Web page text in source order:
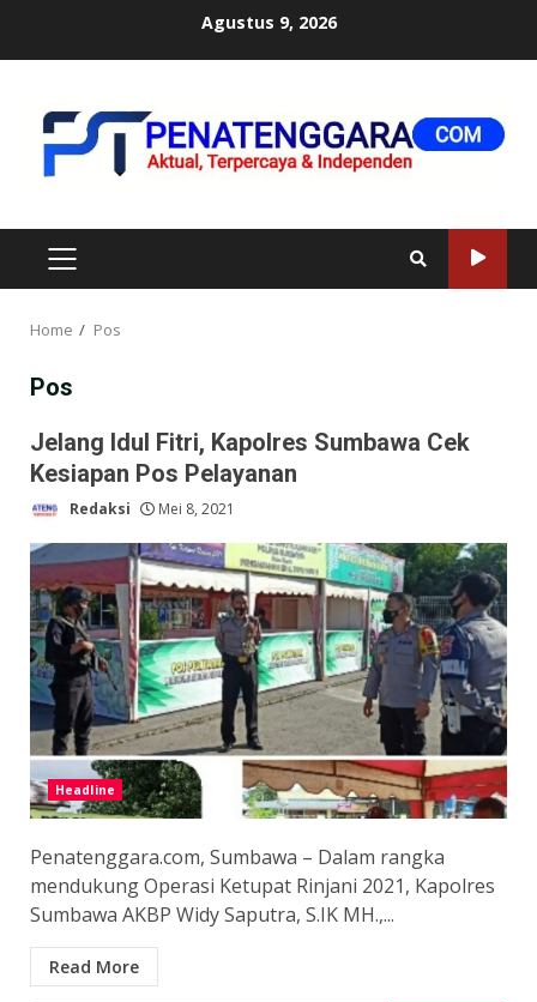
Agustus 9, 2026
PRIMARY
MENU
Home Pos
Pos
Jelang Idul Fitri, Kapolres Sumbawa Cek
Kesiapan Pos Pelayanan
Redaksi Mei 8, 2021
Headline
Penatenggara.com, Sumbawa – Dalam rangka
mendukung Operasi Ketupat Rinjani 2021, Kapolres
Sumbawa AKBP Widy Saputra, S.IK MH.,...
Read More